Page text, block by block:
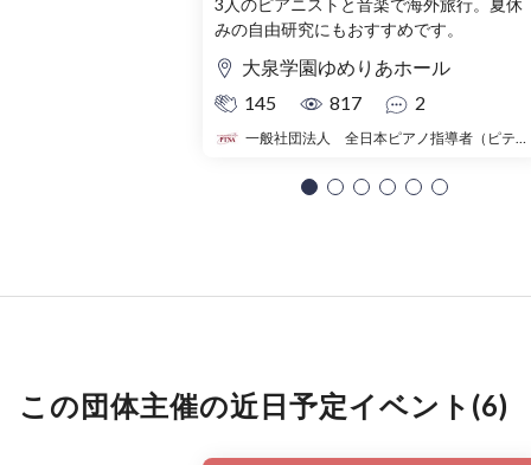
3人のピアニストと音楽で海外旅行。夏休
みの自由研究にもおすすめです。
大泉学園ゆめりあホール
145
817 2
一般社団法人 全日本ピアノ指導者（ピティナ）
この団体主催の近日予定イベント(6)